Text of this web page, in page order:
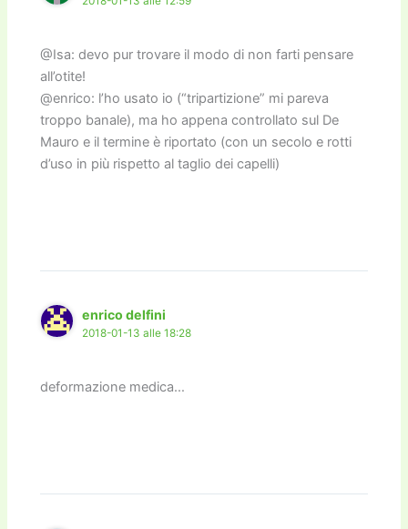
@Isa: devo pur trovare il modo di non farti pensare
all’otite!
@enrico: l’ho usato io (“tripartizione” mi pareva
troppo banale), ma ho appena controllato sul De
Mauro e il termine è riportato (con un secolo e rotti
d’uso in più rispetto al taglio dei capelli)
enrico delfini
2018-01-13 alle 18:28
deformazione medica…